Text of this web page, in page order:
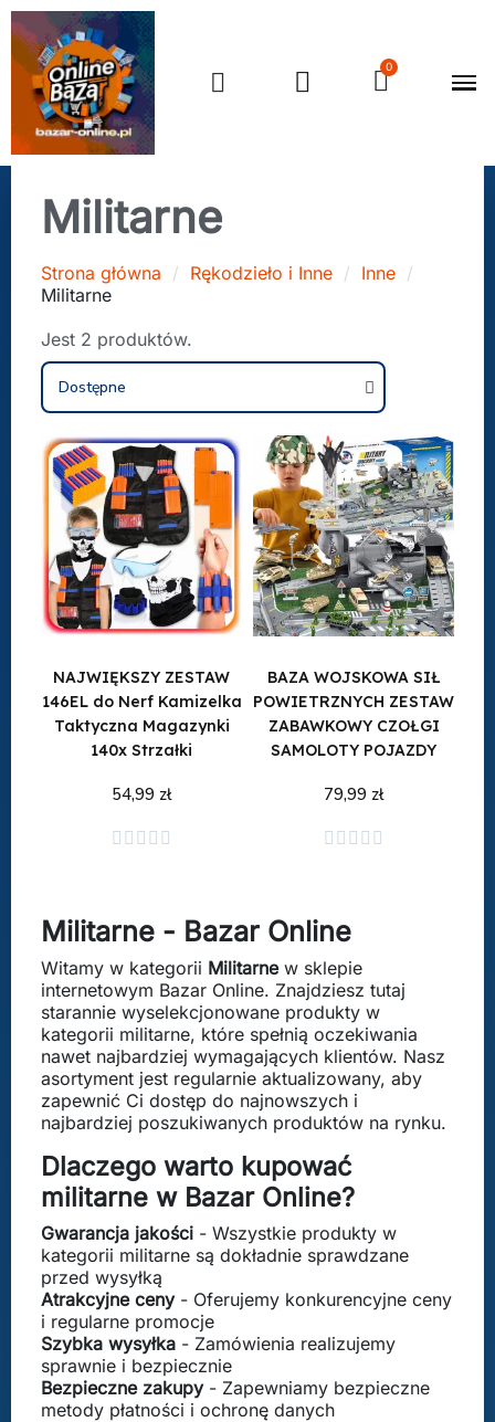
Militarne
Strona główna Rękodzieło i Inne
Inne
Militarne
Jest 2 produktów.
NAJWIĘKSZY ZESTAW
146EL do Nerf Kamizelka
Taktyczna Magazynki
140x Strzałki
54,99 zł
    
Dodaj do koszyka
BAZA WOJSKOWA SIŁ
POWIETRZNYCH ZESTAW
ZABAWKOWY CZOŁGI
SAMOLOTY POJAZDY
79,99 zł
    
Dodaj do koszyka
Militarne - Bazar Online
Witamy w kategorii Militarnew sklepie
internetowym Bazar Online. Znajdziesz tutaj
starannie wyselekcjonowane produkty w
kategorii militarne, które spełnią oczekiwania
nawet najbardziej wymagających klientów. Nasz
asortyment jest regularnie aktualizowany, aby
zapewnić Ci dostęp do najnowszych i
najbardziej poszukiwanych produktów na rynku.
Dlaczego warto kupować
militarne w Bazar Online?
Gwarancja jakości - Wszystkie produkty w
kategorii militarne są dokładnie sprawdzane
przed wysyłką
Atrakcyjne ceny- Oferujemy konkurencyjne ceny
i regularne promocje
Szybka wysyłka - Zamówienia realizujemy
sprawnie i bezpiecznie
Bezpieczne zakupy- Zapewniamy bezpieczne
metody płatności i ochronę danych